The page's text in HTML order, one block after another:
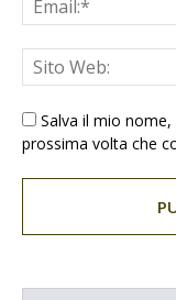
Salva il mio
prossima volta che